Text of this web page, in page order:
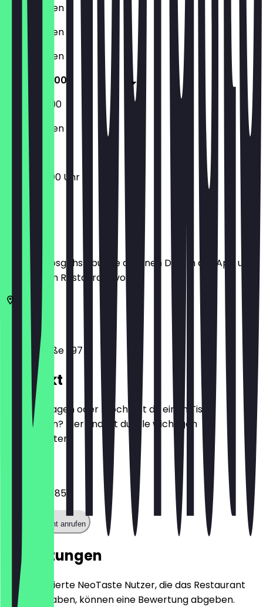
Geschlossen
Geschlossen
Geschlossen
19:00 - 03:00
17:00 - 03:00
Geschlossen
19:00 - 03:00 Uhr
Bevor du losgehst, buche dir einen Deal in der App und
zeige ihn im Restaurant vor.
51465
Köln
Hauptstraße 297
Kontakt
Hast du Fragen oder möchtest du einen Tisch
reservieren? Hier findest du alle wichtigen
Kontaktdaten.
01759604885
Restaurant anrufen
Bewertungen
Nur registrierte NeoTaste Nutzer, die das Restaurant
besucht haben, können eine Bewertung abgeben.